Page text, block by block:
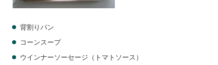
背割りパン
コーンスープ
ウインナーソーセージ（トマトソース）